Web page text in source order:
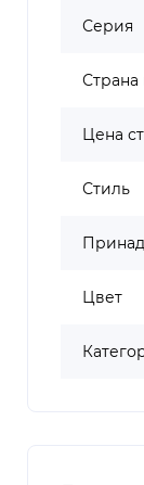
Серия
Страна
Цена
Стиль
Цвет